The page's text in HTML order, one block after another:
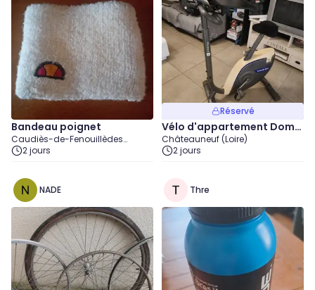
Bandeau poignet
Caudiès-de-Fenouillèdes
(Pyrénées-Orientales)
2 jours
Réservé
Vélo d'appartement Domy
os Modèle VM520
Châteauneuf (Loire)
2 jours
NADE Thre